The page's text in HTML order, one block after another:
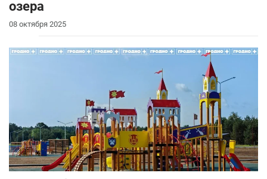
озера
08 октября 2025